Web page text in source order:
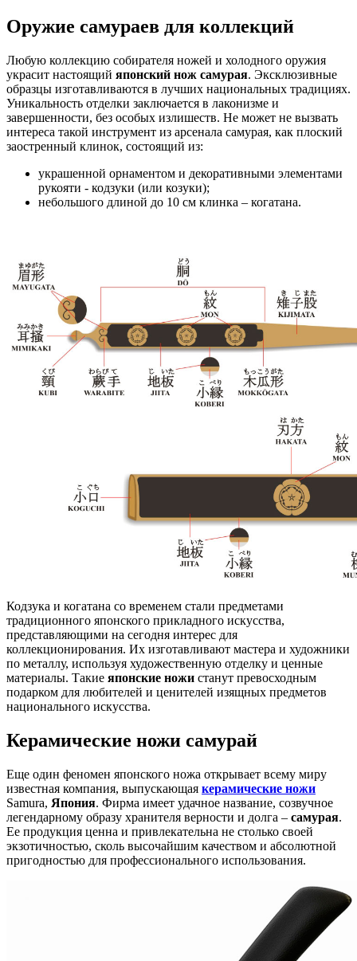
Оружие самураев для коллекций
Любую коллекцию собирателя ножей и холодного оружия
украсит настоящий японский нож самурая. Эксклюзивные
образцы изготавливаются в лучших национальных традициях.
Уникальность отделки заключается в лаконизме и
завершенности, без особых излишеств. Не может не вызвать
интереса такой инструмент из арсенала самурая, как плоский
заостренный клинок, состоящий из:
украшенной орнаментом и декоративными элементами
рукояти - кодзуки (или козуки);
небольшого длиной до 10 см клинка – когатана.
Кодзука и когатана со временем стали предметами
традиционного японского прикладного искусства,
представляющими на сегодня интерес для
коллекционирования. Их изготавливают мастера и художники
по металлу, используя художественную отделку и ценные
материалы. Такие японские ножи станут превосходным
подарком для любителей и ценителей изящных предметов
национального искусства.
Керамические ножи самурай
Еще один феномен японского ножа открывает всему миру
известная компания, выпускающая керамические ножи
Samura, Япония. Фирма имеет удачное название, созвучное
легендарному образу хранителя верности и долга – самурая.
Ее продукция ценна и привлекательна не столько своей
экзотичностью, сколь высочайшим качеством и абсолютной
пригодностью для профессионального использования.